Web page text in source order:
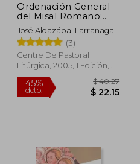
45%
dcto. $
Ordenación General
del Misal Romano:
Tercera Edición
(Dossiers Cpl)
José Aldazábal Larrañaga
(3)
Centre De Pastoral
Litúrgica, 2005, 1 Edición,
Tapa Blanda, Nuevo